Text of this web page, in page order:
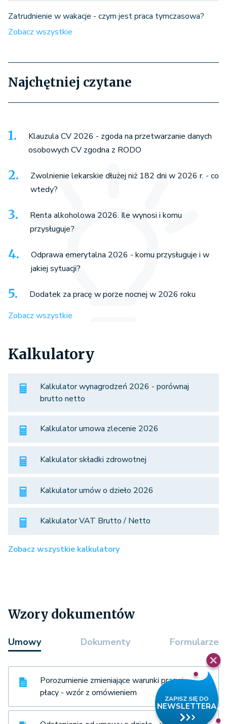
Zatrudnienie w wakacje - czym jest praca tymczasowa?
Zobacz wszystkie
Najchętniej czytane
Klauzula CV 2026 - zgoda na przetwarzanie danych
osobowych CV zgodna z RODO
Zwolnienie lekarskie dłużej niż 182 dni w 2026 r. - co
wtedy?
Renta alkoholowa 2026. Ile wynosi i komu
przysługuje?
Odprawa emerytalna 2026 - komu przysługuje i w
jakiej sytuacji?
Dodatek za pracę w porze nocnej w 2026 roku
Zobacz wszystkie
Kalkulatory
Kalkulator wynagrodzeń 2026 - porównaj
brutto netto
Kalkulator umowa zlecenie 2026
Kalkulator składki zdrowotnej
Kalkulator umów o dzieło 2026
Kalkulator VAT Brutto / Netto
Zobacz wszystkie kalkulatory
Wzory dokumentów
Umowy Dokumenty Formularze
Porozumienie zmieniające warunki pracy i
płacy - wzór z omówieniem